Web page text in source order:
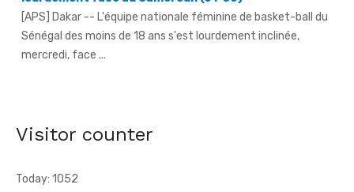
[APS] Dakar -- L'équipe nationale féminine de basket-ball du
Sénégal des moins de 18 ans s'est lourdement inclinée,
mercredi, face ...
appelle à la mobilisation exceptionnelle
N'Guessan, vice-présidente ...
Visitor counter
Today: 1052